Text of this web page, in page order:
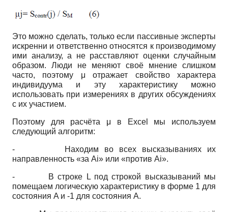
Это можно сделать, только если пассивные эксперты
искренни и ответственно относятся к производимому
ими анализу, а не расставляют оценки случайным
образом. Люди не меняют своё мнение слишком
часто, поэтому μ отражает свойство характера
индивидуума и эту характеристику можно
использовать при измерениях в других обсуждениях
с их участием.
Поэтому для расчёта μ в Excel мы используем
следующий алгоритм:
- Находим во всех высказываниях их
направленность «за Ai» или «против Ai».
-
В строке L под строкой высказываний мы
помещаем логическую характеристику в форме 1 для
состояния A и -1 для состояния А.